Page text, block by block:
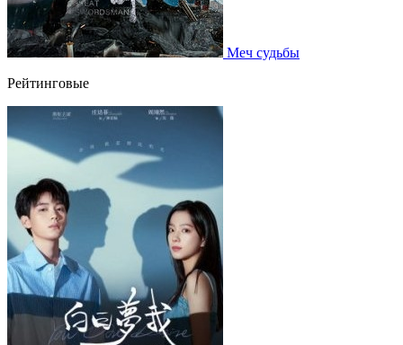
Меч судьбы
Рейтинговые